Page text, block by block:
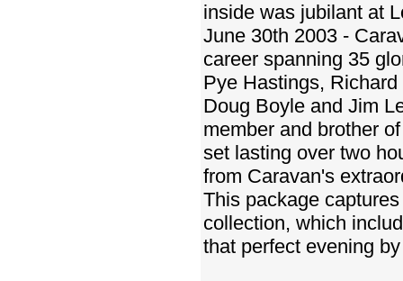
inside was jubilant at
June 30th 2003 -
career spanning 35
Pye Hastings,
Doug Boyle and Jim
member and brother
set lasting over two
from Caravan's
This package
collection, which
that perfect evening